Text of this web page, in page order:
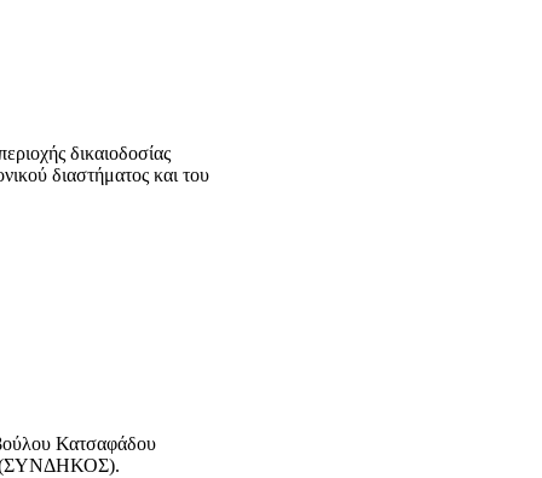
δικαιοδοσίας
διαστήματος και του
Κατσαφάδου
(ΣΥΝΔΗΚΟΣ).